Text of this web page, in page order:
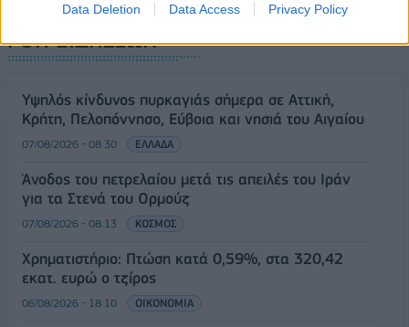
Data Deletion Data Access Privacy Policy
ΡΟΗ ΕΙΔΗΣΕΩΝ
Υψηλός κίνδυνος πυρκαγιάς σήμερα σε Αττική,
Κρήτη, Πελοπόννησο, Εύβοια και νησιά του Αιγαίου
07/08/2026 - 08:30 ΕΛΛΑΔΑ
Άνοδος του πετρελαίου μετά τις απειλές του Ιράν
για τα Στενά του Ορμούζ
07/08/2026 - 08:13 ΚΟΣΜΟΣ
Χρηματιστήριο: Πτώση κατά 0,59%, στα 320,42
εκατ. ευρώ ο τζίρος
06/08/2026 - 18:10 ΟΙΚΟΝΟΜΙΑ